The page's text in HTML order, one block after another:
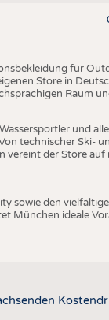
für
Store in
Raum
und
technischer Ski-
vereint der Store
sowie den
München ideale